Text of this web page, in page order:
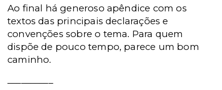
Ao final há generoso apêndice com os
textos das principais declarações e
convenções sobre o tema. Para quem
dispõe de pouco tempo, parece um bom
caminho.